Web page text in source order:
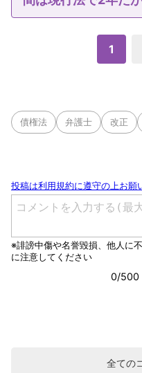
1
債権法 弁護士 改正
全ての